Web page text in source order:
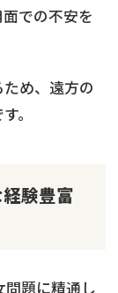
での不安を
め、遠方の
。
験豊富
題に精通し